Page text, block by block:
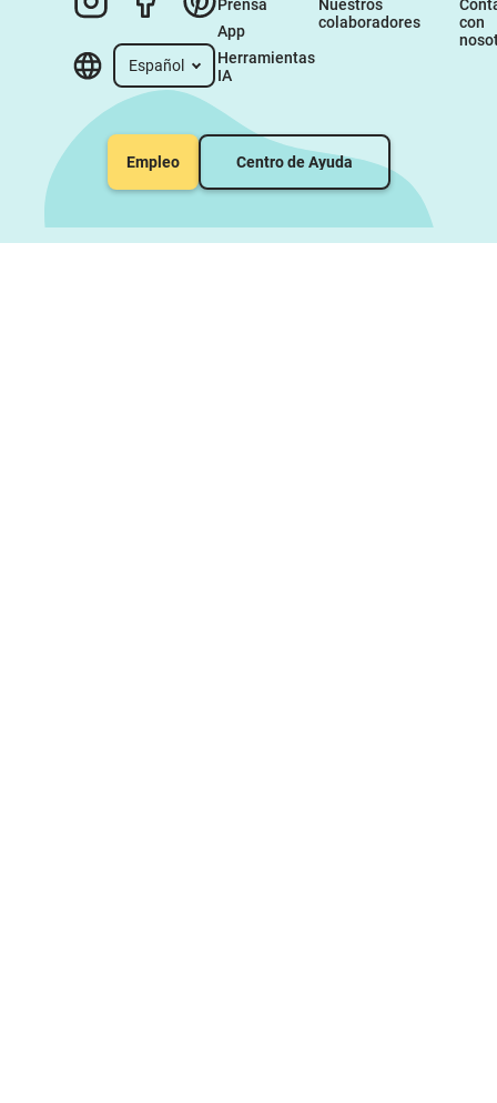
Español
Prensa
App
Herramientas
IA
Nuestros
colaboradores
con
Empleo Centro de Ayuda